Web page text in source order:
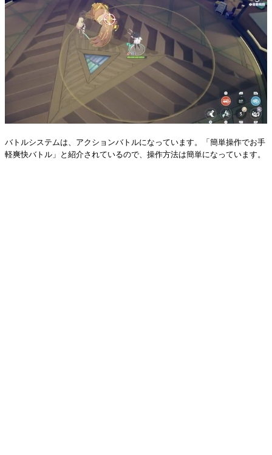
バトルシステムは、アクションバトルになっています。「簡単操作でお手
軽爽快バトル」と紹介されているので、操作方法は簡単になっています。